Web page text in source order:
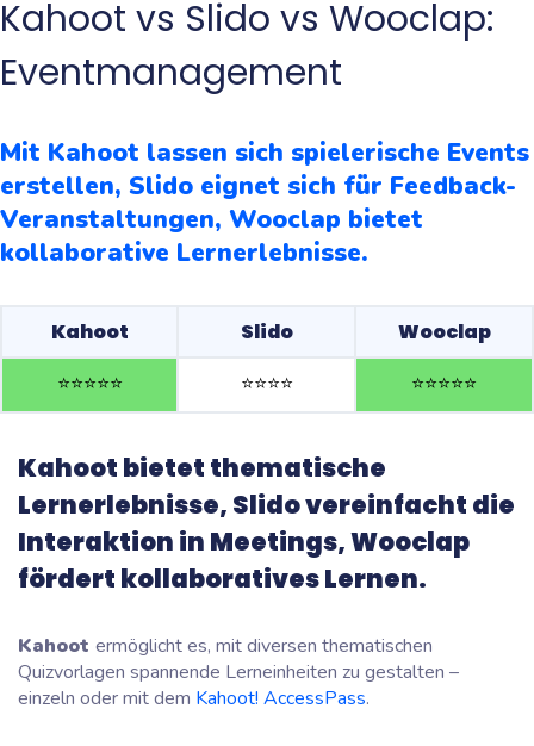
Kahoot vs Slido vs Wooclap:
Eventmanagement
Mit Kahoot lassen sich spielerische Events
erstellen, Slido eignet sich für Feedback-
Veranstaltungen, Wooclap bietet
kollaborative Lernerlebnisse.
Kahoot Slido
Wooclap
⭐️⭐️⭐️⭐️⭐️ ⭐️⭐️⭐️⭐️ ⭐️⭐️⭐️⭐️⭐️
Kahoot bietet thematische
Lernerlebnisse, Slido vereinfacht die
Interaktion in Meetings, Wooclap
fördert kollaboratives Lernen.
Kahoot ermöglicht es, mit diversen thematischen
Quizvorlagen spannende Lerneinheiten zu gestalten –
einzeln oder mit dem Kahoot! AccessPass.